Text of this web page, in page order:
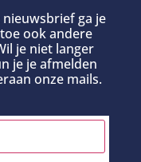
ga je
ook andere
je niet langer
je je afmelden
onze mails.